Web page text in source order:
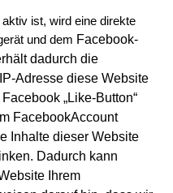
ist, wird eine direkte
und dem Facebook-
dadurch die
Adresse diese Website
„Like-Button“
FacebookAccount
Inhalte dieser Website
Dadurch kann
Ihrem